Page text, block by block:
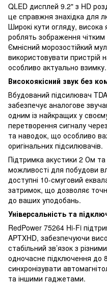
QLED дисплей 9.2" з HD
це справжня знахідка для
Широкі кути огляду, висока
роблять зображення
Ємнісний морозостійкий
використовувати пристрій
особливо актуально взимку.
Високоякісний звук без
Вбудований підсилювач
забезпечує аналогове
одним із найкращих у
перетворення сигналу
та наводок, що особливо
оригінальних підсилювачів.
Підтримка акустики 2 Ом
можливості для побудови
доступні 10-смуговий
затримок, що дозволяє
до ваших уподобань.
Універсальність та
RedPower 75264 Hi-Fi
APTXHD, забезпечуючи
стабільний зв’язок з
одночасне підключення до
синхронізувати
та іншими гаджетами.